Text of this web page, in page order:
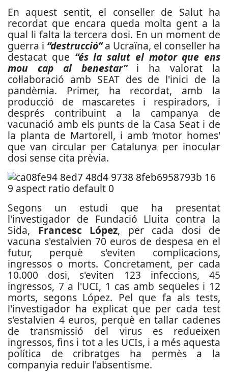
En aquest sentit, el conseller de Salut ha
recordat que encara queda molta gent a la
qual li falta la tercera dosi. En un moment de
guerra i “destrucció”a Ucraïna, el conseller ha
destacat que “és la salut el motor que ens
mou cap al benestar”i ha valorat la
col·laboració amb SEAT des de l'inici de la
pandèmia. Primer, ha recordat, amb la
producció de mascaretes i respiradors, i
després contribuint a la campanya de
vacunació amb els punts de la Casa Seat i de
la planta de Martorell, i amb ‘motor homes'
que van circular per Catalunya per inocular
dosi sense cita prèvia.
Segons un estudi que ha presentat
l'investigador de Fundació Lluita contra la
Sida, Francesc López, per cada dosi de
vacuna s'estalvien 70 euros de despesa en el
futur, perquè s'eviten complicacions,
ingressos o morts. Concretament, per cada
10.000 dosi, s'eviten 123 infeccions, 45
ingressos, 7 a l'UCI, 1 cas amb seqüeles i 12
morts, segons López. Pel que fa als tests,
l'investigador ha explicat que per cada test
s'estalvien 4 euros, perquè en tallar cadenes
de transmissió del virus es redueixen
ingressos, fins i tot a les UCIs, i a més aquesta
política de cribratges ha permès a la
companyia reduir l'absentisme.